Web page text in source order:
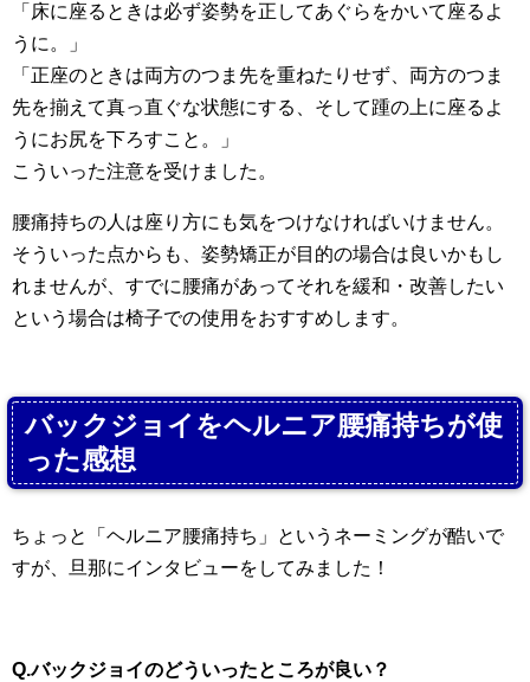
「床に座るときは必ず姿勢を正してあぐらをかいて座るよ
うに。」
「正座のときは両方のつま先を重ねたりせず、両方のつま
先を揃えて真っ直ぐな状態にする、そして踵の上に座るよ
うにお尻を下ろすこと。」
こういった注意を受けました。
腰痛持ちの人は座り方にも気をつけなければいけません。
そういった点からも、姿勢矯正が目的の場合は良いかもし
れませんが、すでに腰痛があってそれを緩和・改善したい
という場合は椅子での使用をおすすめします。
バックジョイをヘルニア腰痛持ちが使
った感想
ちょっと「ヘルニア腰痛持ち」というネーミングが酷いで
すが、旦那にインタビューをしてみました！
Q.バックジョイのどういったところが良い？